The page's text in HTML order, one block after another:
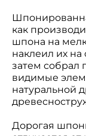
как
шпона на
наклеил их
затем собрал
видимые
натуральной
Дорогая